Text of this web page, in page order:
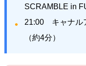
SCRAMBLE in
21:00 キャナル
（約4分）